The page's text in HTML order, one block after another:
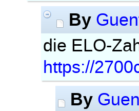
By
die ELO-
https://
By